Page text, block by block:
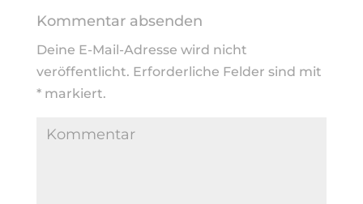
Kommentar absenden
Deine E-Mail-Adresse wird nicht
veröffentlicht. Erforderliche Felder sind mit
*markiert.